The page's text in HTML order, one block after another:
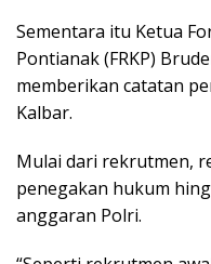
Sementara itu Ketua
Pontianak (FRKP)
memberikan catatan
Kalbar.
Mulai dari rekrutmen,
penegakan hukum
anggaran Polri.